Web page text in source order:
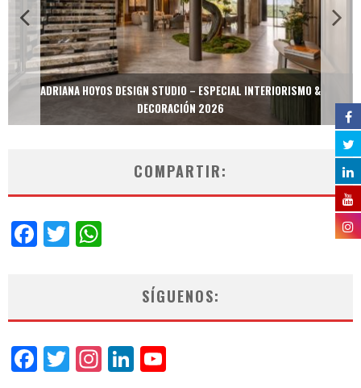
ADRIANA HOYOS DESIGN STUDIO – ESPECIAL INTERIORISMO &
DECORACIÓN 2026
COMPARTIR:
Facebook
Twitter
SÍGUENOS:
Facebook
Twitter
Instagram
LinkedIn